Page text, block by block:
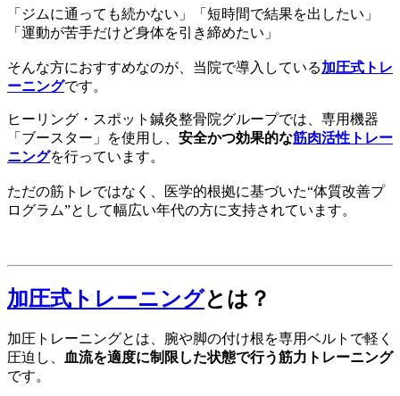
「ジムに通っても続かない」「短時間で結果を出したい」
「運動が苦手だけど身体を引き締めたい」
そんな方におすすめなのが、当院で導入している加圧式トレ
ーニングです。
ヒーリング・スポット鍼灸整骨院グループでは、専用機器
「ブースター」を使用し、 安全かつ効果的な筋肉活性トレー
ニングを行っています。
ただの筋トレではなく、医学的根拠に基づいた“体質改善プ
ログラム”として幅広い年代の方に支持されています。
加圧式トレーニングとは？
加圧トレーニングとは、腕や脚の付け根を専用ベルトで軽く
圧迫し、 血流を適度に制限した状態で行う筋力トレーニング
です。